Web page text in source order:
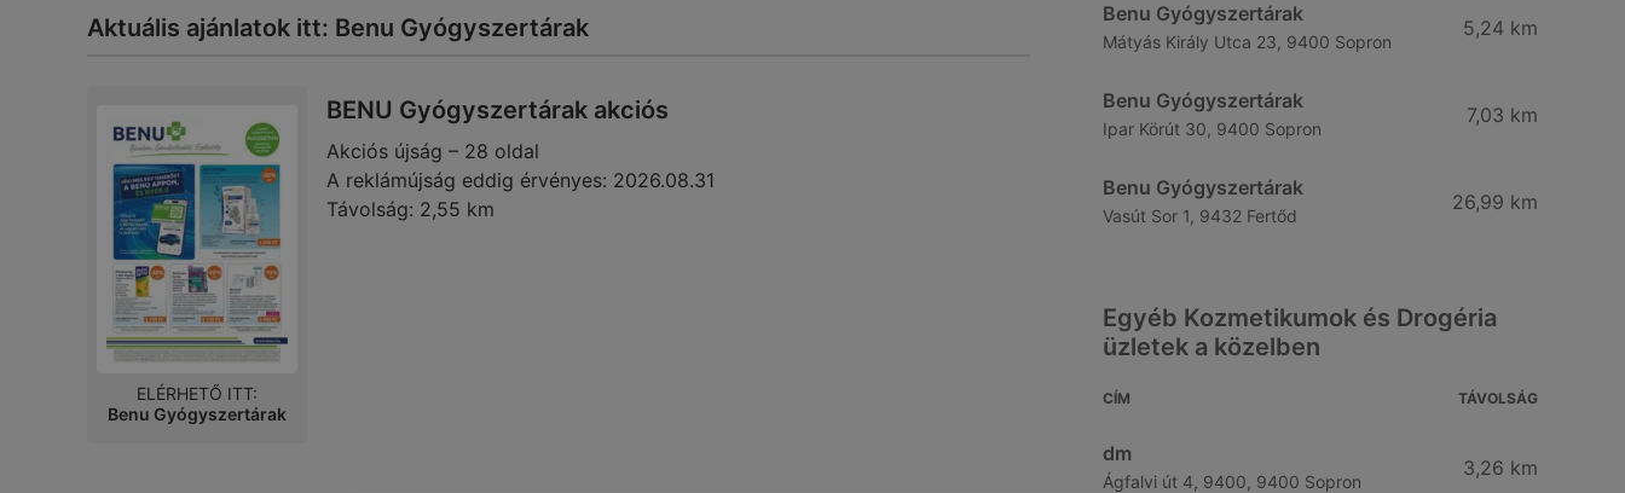
Aktuális ajánlatok itt: Benu Gyógyszertárak
BENU Gyógyszertárak akciós
Akciós újság – 28 oldal
A reklámújság eddig érvényes: 2026.08.31
Távolság: 2,55 km
ELÉRHETŐ ITT:
Benu Gyógyszertárak
Benu Gyógyszertárak
Mátyás Király Utca 23, 9400 Sopron
5,24 km
Benu Gyógyszertárak
Ipar Körút 30, 9400 Sopron
7,03 km
Benu Gyógyszertárak
Vasút Sor 1, 9432 Fertőd
26,99 km
Egyéb Kozmetikumok és Drogéria
üzletek a közelben
CÍM TÁVOLSÁG
dm
Ágfalvi út 4, 9400, 9400 Sopron
3,26 km